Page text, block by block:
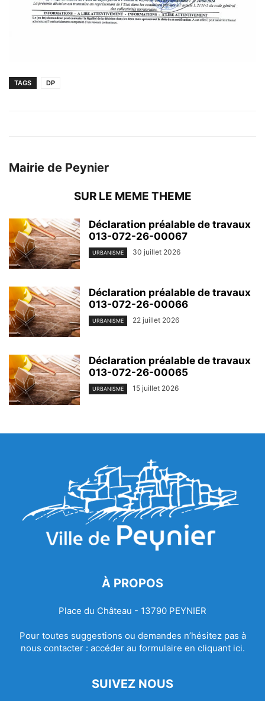
TAGS DP
Mairie de Peynier
SUR LE MEME THEME
Déclaration préalable de travaux
013-072-26-00067
URBANISME 30 juillet 2026
Déclaration préalable de travaux
013-072-26-00066
URBANISME 22 juillet 2026
Déclaration préalable de travaux
013-072-26-00065
URBANISME 15 juillet 2026
À PROPOS
Place du Château - 13790 PEYNIER
Pour toutes suggestions ou demandes n’hésitez pas à
nous contacter : accéder au formulaire en cliquant ici.
SUIVEZ NOUS